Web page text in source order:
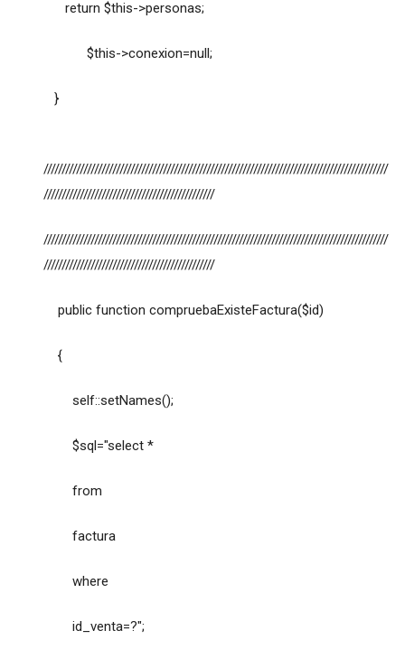
return $this->personas;
$this->conexion=null;
}
///////////////////////////////////////////////////////////////////////////////////////////////
///////////////////////////////////////////////
///////////////////////////////////////////////////////////////////////////////////////////////
///////////////////////////////////////////////
public function compruebaExisteFactura($id)
{
self::setNames();
$sql="select *
from
factura
where
id_venta=?";